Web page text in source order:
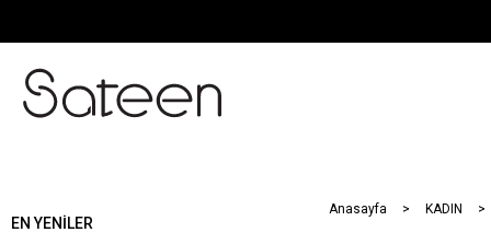
EN YENİLER
Anasayfa KADIN